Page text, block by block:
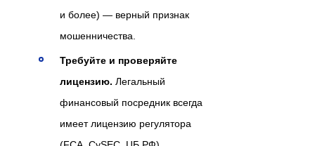
и более) — верный признак
мошенничества.
Требуйте и проверяйте
лицензию. Легальный
финансовый посредник всегда
имеет лицензию регулятора